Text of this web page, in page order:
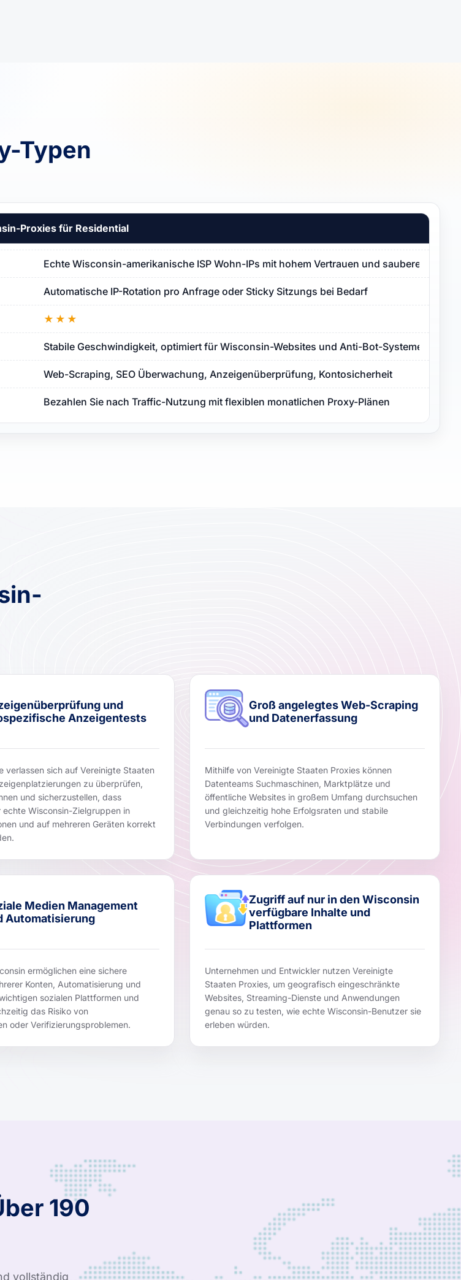
Typen
Proxies für Residential
Echte Wisconsin-amerikanische ISP Wohn-IPs mit hohem Vertrauen und sauberer Proxy-
Automatische IP-Rotation pro Anfrage oder Sticky Sitzungs bei Bedarf
★★★
Stabile Geschwindigkeit, optimiert für Wisconsin-Websites und Anti-Bot-Systeme
Web-Scraping, SEO Überwachung, Anzeigenüberprüfung, Kontosicherheit
Bezahlen Sie nach Traffic-Nutzung mit flexiblen monatlichen Proxy-Plänen
und
Anzeigentests
verlassen sich auf Vereinigte Staaten
zu überprüfen,
und sicherzustellen, dass
echte Wisconsin-Zielgruppen in
und auf mehreren Geräten korrekt
Groß angelegtes Web-Scraping
und Datenerfassung
Mithilfe von Vereinigte Staaten Proxies können
Datenteams Suchmaschinen, Marktplätze und
öffentliche Websites in großem Umfang durchsuchen
und gleichzeitig hohe Erfolgsraten und stabile
Verbindungen verfolgen.
Medien Management
Automatisierung
ermöglichen eine sichere
Konten, Automatisierung und
sozialen Plattformen und
das Risiko von
oder Verifizierungsproblemen.
Zugriff auf nur in den Wisconsin
verfügbare Inhalte und
Plattformen
Unternehmen und Entwickler nutzen Vereinigte
Staaten Proxies, um geografisch eingeschränkte
Websites, Streaming-Dienste und Anwendungen
genau so zu testen, wie echte Wisconsin-Benutzer sie
erleben würden.
190
vollständig